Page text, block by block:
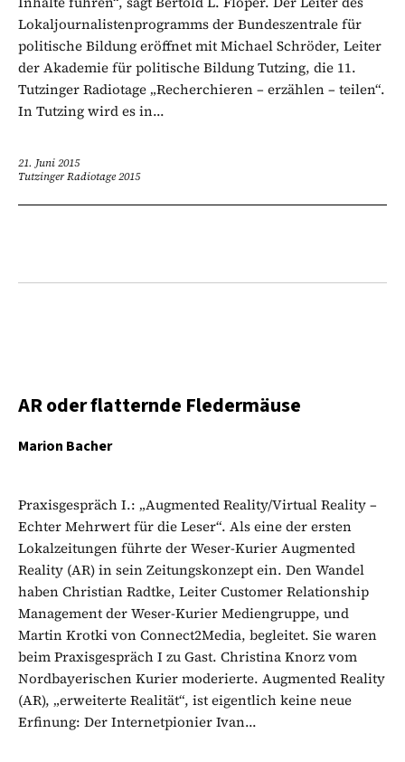
Lokaljournalistenprogramms der Bundeszentrale für
politische Bildung eröffnet mit Michael Schröder, Leiter
der Akademie für politische Bildung Tutzing, die 11.
Tutzinger Radiotage „Recherchieren – erzählen – teilen“.
In Tutzing wird es in...
21. Juni 2015
Tutzinger Radiotage 2015
AR oder flatternde Fledermäuse
Marion Bacher
Praxisgespräch I.: „Augmented Reality/Virtual Reality –
Echter Mehrwert für die Leser“. Als eine der ersten
Lokalzeitungen führte der Weser-Kurier Augmented
Reality (AR) in sein Zeitungskonzept ein. Den Wandel
haben Christian Radtke, Leiter Customer Relationship
Management der Weser-Kurier Mediengruppe, und
Martin Krotki von Connect2Media, begleitet. Sie waren
beim Praxisgespräch I zu Gast. Christina Knorz vom
Nordbayerischen Kurier moderierte. Augmented Reality
(AR), „erweiterte Realität“, ist eigentlich keine neue
Erfinung: Der Internetpionier Ivan...